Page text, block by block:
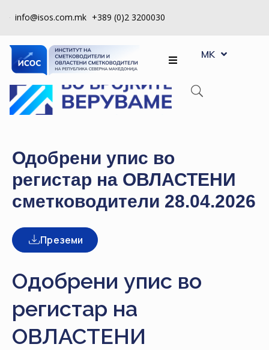
info@isos.com.mk +389 (0)2 3200030
ЗА
НАС
РЕГИСТРИ
КОНТРОЛА
НА
КВАЛИТЕТ
КАКО
СТАНАМ
ЧЛЕН
НАСТАНИ
НАЈАВА
ЗА
MK
SQ
Одобрени упис во
регистар на ОВЛАСТЕНИ
сметководители 28.04.2026
Преземи
Одобрени упис во
регистар на
ОВЛАСТЕНИ